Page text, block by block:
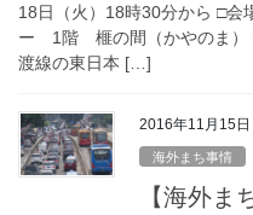
18日（火）18時30分から □
ー 1階 榧の間（かやのま）
渡線の東日本 […]
2016年11月15日
海外まち事情
【海外ま